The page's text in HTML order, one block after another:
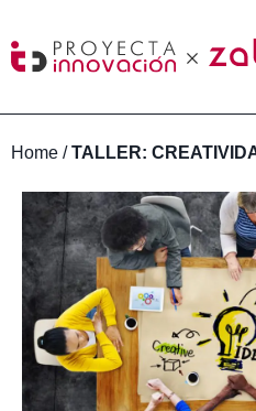
Home /TALLER: